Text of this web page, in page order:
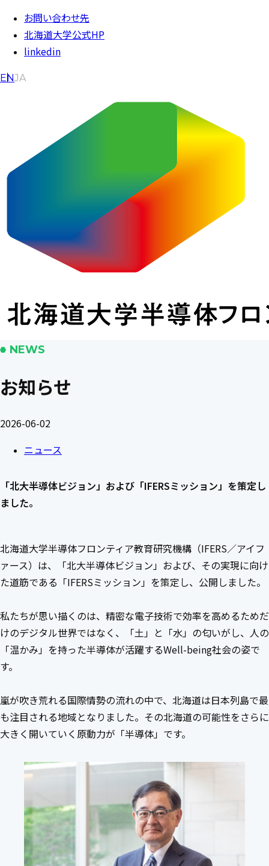
お問い合わせ先
北海道大学公式HP
linkedin
ENJA
NEWS
お知らせ
2026-06-02
ニュース
「北大半導体ビジョン」および「IFERSミッション」を策定し
ました。
北海道大学半導体フロンティア教育研究機構（IFERS／アイフ
ァース）は、「北大半導体ビジョン」および、その実現に向け
た道筋である「IFERSミッション」を策定し、公開しました。
私たちが思い描くのは、精密な電子技術で効率を高めるためだ
けのデジタル世界ではなく、「土」と「水」の匂いがし、人の
「温かみ」を持った半導体が活躍するWell-being社会の姿で
す。
嵐が吹き荒れる国際情勢の流れの中で、北海道は日本列島で最
も注目される地域となりました。その北海道の可能性をさらに
大きく開いていく原動力が「半導体」です。